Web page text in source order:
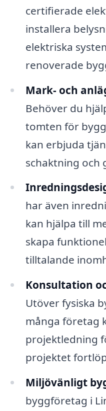
certifierade
installera
elektriska
renoverade
Mark- och
Behöver du
tomten för
kan erbjuda
schaktning och
har även
kan hjälpa till
skapa
tilltalande
Konsultation
Utöver fysiska
många företag
projektledning
projektet
Miljövänligt
byggföretag i